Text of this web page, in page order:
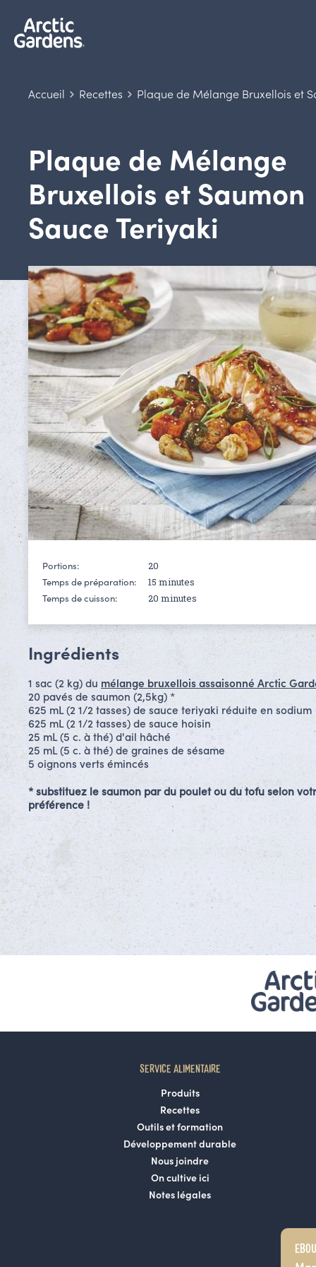
Accueil Recettes Plaque de Mélange Bruxellois et
Plaque de Mélange
Bruxellois et Saumon
Sauce Teriyaki
Portions: 20
Temps de préparation: 15 minutes
Temps de cuisson: 20 minutes
Ingrédients
1 sac (2 kg) du mélange bruxellois assaisonné Arctic
20 pavés de saumon (2,5kg) *
625 mL (2 1/2 tasses) de sauce teriyaki réduite en sodium
625 mL (2 1/2 tasses) de sauce hoisin
25 mL (5 c. à thé) d'ail hâché
25 mL (5 c. à thé) de graines de sésame
5 oignons verts émincés
* substituez le saumon par du poulet ou du tofu selon
préférence !
SERVICE ALIMENTAIRE
Produits
Recettes
Outils et formation
Développement durable
Nous joindre
On cultive ici
Notes légales